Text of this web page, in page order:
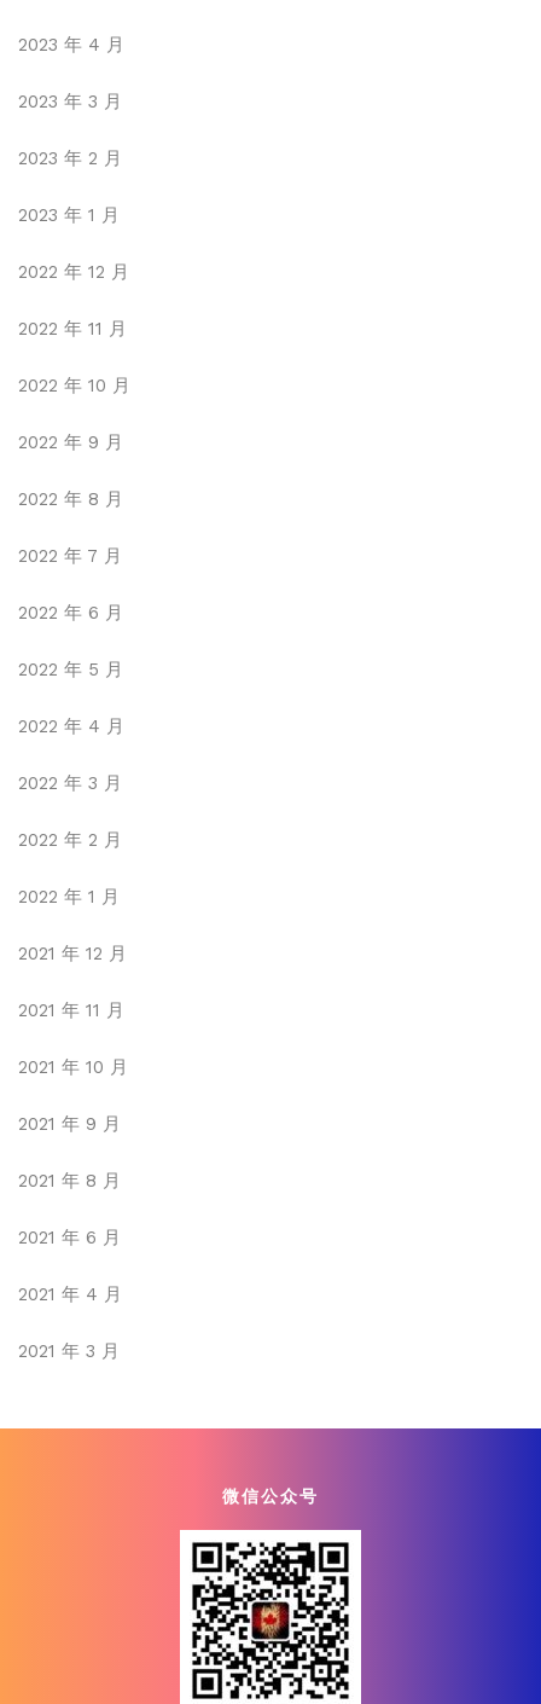
2023 年 4 月
2023 年 3 月
2023 年 2 月
2023 年 1 月
2022 年 12 月
2022 年 11 月
2022 年 10 月
2022 年 9 月
2022 年 8 月
2022 年 7 月
2022 年 6 月
2022 年 5 月
2022 年 4 月
2022 年 3 月
2022 年 2 月
2022 年 1 月
2021 年 12 月
2021 年 11 月
2021 年 10 月
2021 年 9 月
2021 年 8 月
2021 年 6 月
2021 年 4 月
2021 年 3 月
微信公众号